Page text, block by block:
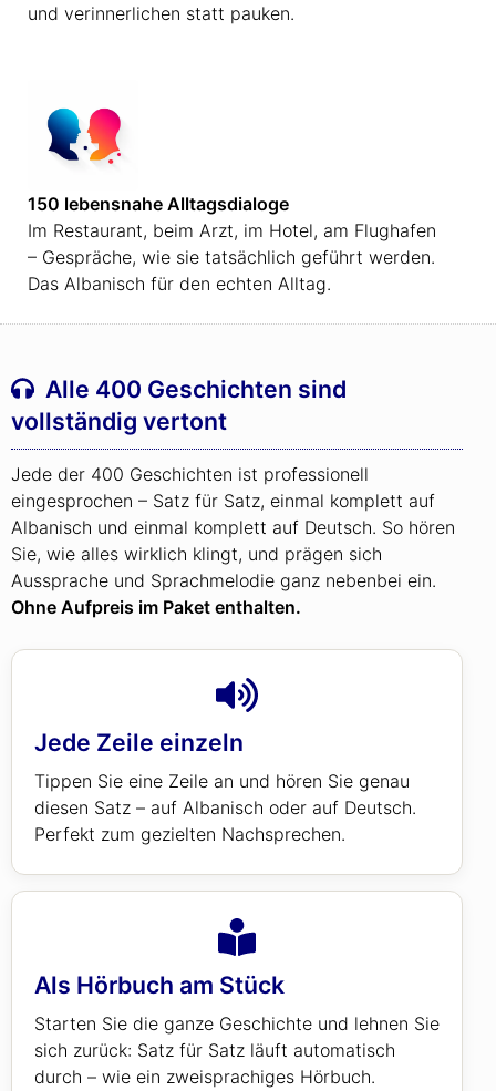
und verinnerlichen statt pauken.
150 lebensnahe Alltagsdialoge
Im Restaurant, beim Arzt, im Hotel, am Flughafen
– Gespräche, wie sie tatsächlich geführt werden.
Das Albanisch für den echten Alltag.
Alle 400 Geschichten sind
vollständig vertont
Jede der 400 Geschichten ist professionell
eingesprochen – Satz für Satz, einmal komplett auf
Albanisch und einmal komplett auf Deutsch. So hören
Sie, wie alles wirklich klingt, und prägen sich
Aussprache und Sprachmelodie ganz nebenbei ein.
Ohne Aufpreis im Paket enthalten.
Jede Zeile einzeln
Tippen Sie eine Zeile an und hören Sie genau
diesen Satz – auf Albanisch oder auf Deutsch.
Perfekt zum gezielten Nachsprechen.
Als Hörbuch am Stück
Starten Sie die ganze Geschichte und lehnen Sie
sich zurück: Satz für Satz läuft automatisch
durch – wie ein zweisprachiges Hörbuch.